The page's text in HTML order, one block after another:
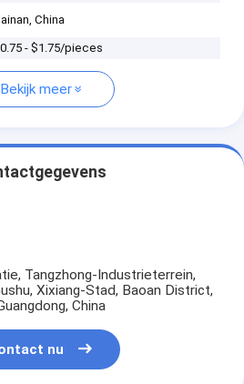
China
- $1.75/pieces
Bekijk meer
Tangzhong-Industrieterrein,
Xixiang-Stad, Baoan District,
China
nu